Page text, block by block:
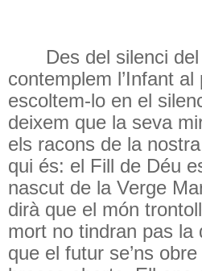
Des del silenci
contemplem l’Infant al
escoltem-lo en el
deixem que la seva
els racons de la
qui és: el Fill de Déu
nascut de la Verge
dirà que el món
mort no tindran pas la
que el futur se’ns obre